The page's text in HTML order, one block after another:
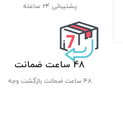
پشتیبانی 24 ساعته
48 ساعت ضمانت
48 ساعت ضمانت بازگشت وجه